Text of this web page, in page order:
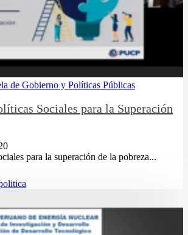
de Gobierno y Políticas Públicas
Sociales para la Superación
para la superación de la pobreza...